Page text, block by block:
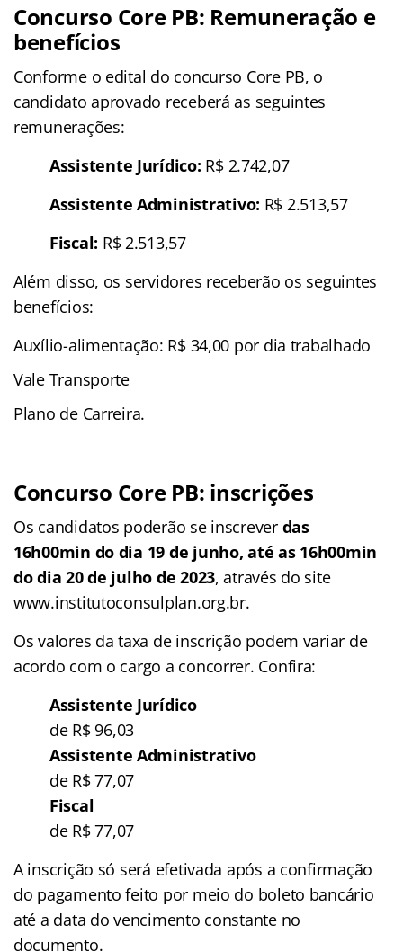
Concurso Core PB: Remuneração e
benefícios
Conforme o edital do concurso Core PB, o
candidato aprovado receberá as seguintes
remunerações:
Assistente Jurídico: R$ 2.742,07
Assistente Administrativo: R$ 2.513,57
Fiscal: R$ 2.513,57
Além disso, os servidores receberão os seguintes
benefícios:
Auxílio-alimentação: R$ 34,00 por dia trabalhado
Vale Transporte
Plano de Carreira.
Concurso Core PB: inscrições
Os candidatos poderão se inscrever das
16h00min do dia 19 de junho, até as 16h00min
do dia 20 de julho de 2023, através do site
www.institutoconsulplan.org.br.
Os valores da taxa de inscrição podem variar de
acordo com o cargo a concorrer. Confira:
Assistente Jurídico
de R$ 96,03
Assistente Administrativo
de R$ 77,07
Fiscal
de R$ 77,07
A inscrição só será efetivada após a confirmação
do pagamento feito por meio do boleto bancário
até a data do vencimento constante no
documento.